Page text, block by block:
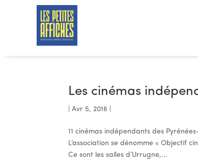
Les cinémas
|Avr 5, 2016
11 cinémas indépendants des
L’association se dénomme « Objectif
Ce sont les salles d’Urrugne,...